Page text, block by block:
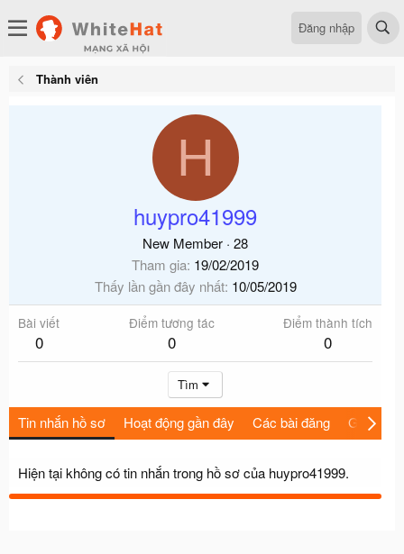
Đăng nhập
Thành viên
H
huypro41999
New Member · 28
Tham gia 19/02/2019
Thấy lần gần đây nhất 10/05/2019
Bài viết
0
Điểm tương tác
0
Điểm thành tích
0
Tìm
Tin nhắn hồ sơ Hoạt động gần đây Các bài đăng Giới thiệu
Hiện tại không có tin nhắn trong hồ sơ của huypro41999.